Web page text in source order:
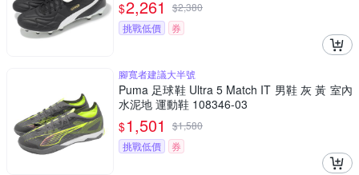
$2,261 $2,380
挑戰低價
券
腳寬者建議大半號
Puma 足球鞋 Ultra 5 Match IT 男鞋 灰 黃 室內
水泥地 運動鞋 108346-03
$1,501 $1,580
挑戰低價
券